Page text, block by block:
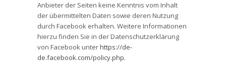
Anbieter der Seiten keine Kenntnis vom Inhalt
der übermittelten Daten sowie deren Nutzung
durch Facebook erhalten. Weitere Informationen
hierzu finden Sie in der Datenschutzerklärung
von Facebook unterhttps://de-
de.facebook.com/policy.php.